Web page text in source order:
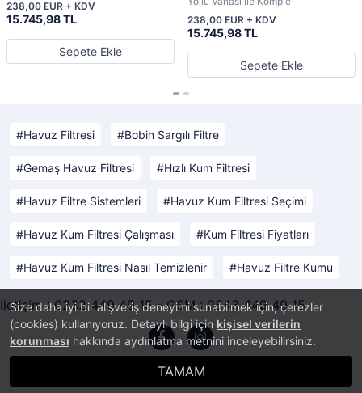
Size daha iyi bir alışveriş deneyimi sunabilmek için, çerezler
(cookies) kullanıyoruz. Detaylı bilgi için kişisel verilerin
korunması hakkında aydınlatma metnini inceleyebilirsiniz.
TAMAM
15.745,98 TL
238,00 EUR + KDV
Sepete Ekle
15.745,98 TL
238,00 EUR + KDV
Sepete Ekle
Havuz Filtresi Bobin Sargılı Filtre
Gemaş Havuz Filtresi Hızlı Kum Filtresi
Havuz Filtre Sistemleri Havuz Kum Filtresi Seçimi
Havuz Kum Filtresi Çalışması Kum Filtresi Fiyatları
Havuz Kum Filtresi Nasıl Temizlenir Havuz Filtre Kumu
İletişim : 0232 449 49 15 - GSM : 0543 449 49 15
E-Ticaret Sistemi